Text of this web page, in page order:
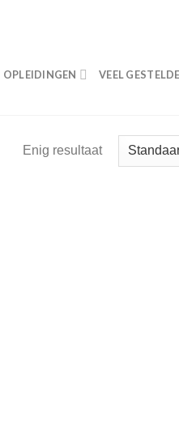
OPLEIDINGEN VEEL
Enig resultaat